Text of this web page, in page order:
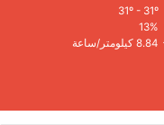
31º - 31º
13%
8.84 كيلومتر/ساعة